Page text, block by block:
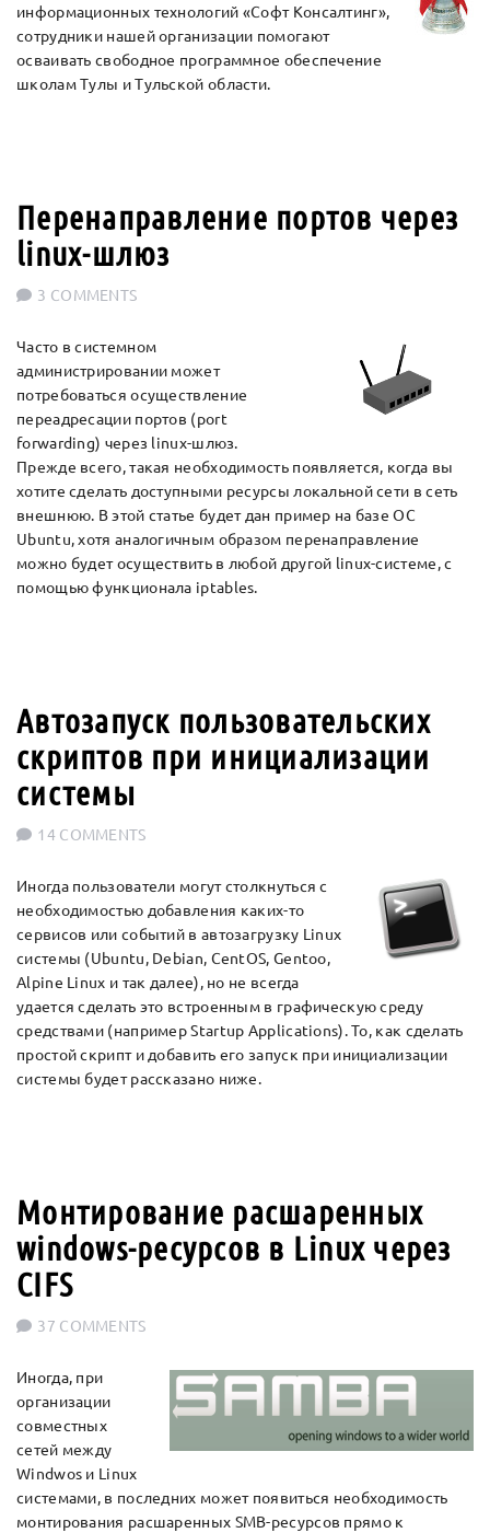
информационных технологий «Софт Консалтинг»,
сотрудники нашей организации помогают
осваивать свободное программное обеспечение
школам Тулы и Тульской области.
Перенаправление портов через
linux-шлюз
3 COMMENTS
Часто в системном
администрировании может
потребоваться осуществление
переадресации портов (port
forwarding) через linux-шлюз.
Прежде всего, такая необходимость появляется, когда вы
хотите сделать доступными ресурсы локальной сети в сеть
внешнюю. В этой статье будет дан пример на базе ОС
Ubuntu, хотя аналогичным образом перенаправление
можно будет осуществить в любой другой linux-системе, с
помощью функционала iptables.
Автозапуск пользовательских
скриптов при инициализации
системы
14 COMMENTS
Иногда пользователи могут столкнуться с
необходимостью добавления каких-то
сервисов или событий в автозагрузку Linux
системы (Ubuntu, Debian, CentOS, Gentoo,
Alpine Linux и так далее), но не всегда
удается сделать это встроенным в графическую среду
средствами (например Startup Applications). То, как сделать
простой скрипт и добавить его запуск при инициализации
системы будет рассказано ниже.
Монтирование расшаренных
windows-ресурсов в Linux через
CIFS
37 COMMENTS
Иногда, при
организации
совместных
сетей между
Windwos и Linux
системами, в последних может появиться необходимость
монтирования расшаренных SMB-ресурсов прямо к